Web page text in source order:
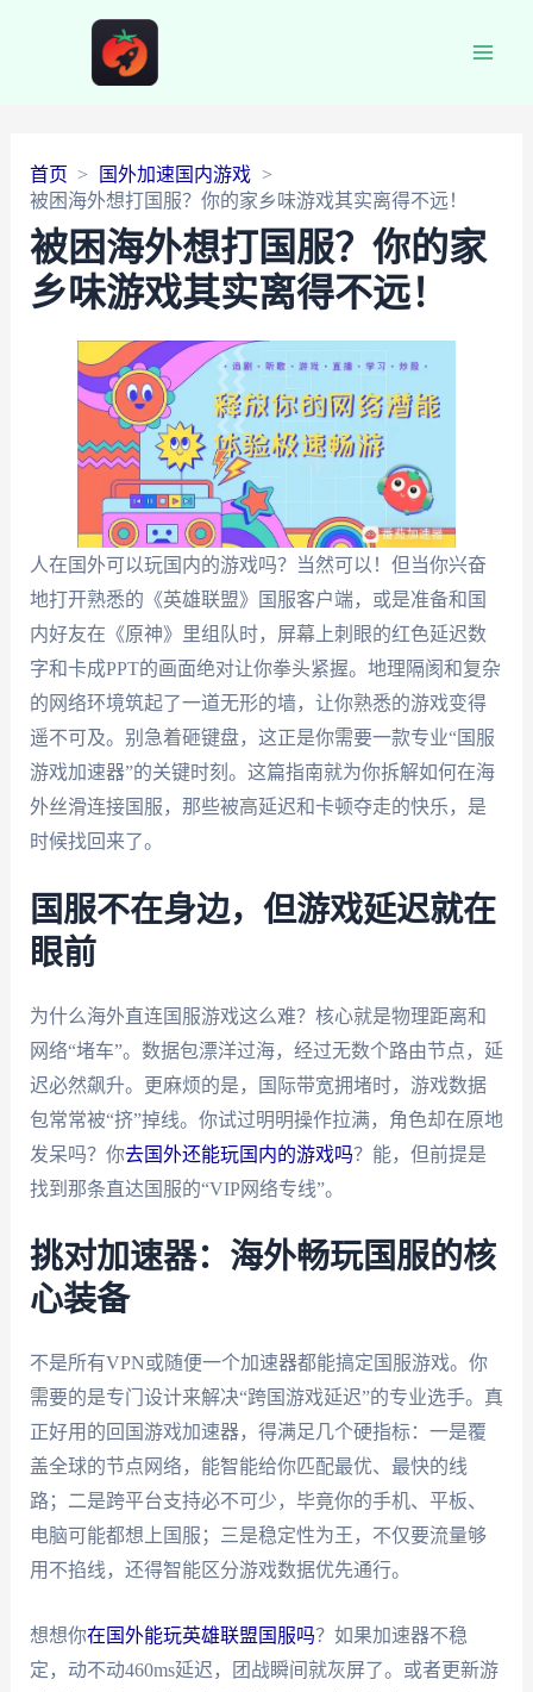
首页
国外加速国内游戏
被困海外想打国服？你的家乡味游戏其实离得不远！
被困海外想打国服？你的家
乡味游戏其实离得不远！
人在国外可以玩国内的游戏吗？当然可以！但当你兴奋
地打开熟悉的《英雄联盟》国服客户端，或是准备和国
内好友在《原神》里组队时，屏幕上刺眼的红色延迟数
字和卡成PPT的画面绝对让你拳头紧握。地理隔阂和复杂
的网络环境筑起了一道无形的墙，让你熟悉的游戏变得
遥不可及。别急着砸键盘，这正是你需要一款专业“国服
游戏加速器”的关键时刻。这篇指南就为你拆解如何在海
外丝滑连接国服，那些被高延迟和卡顿夺走的快乐，是
时候找回来了。
国服不在身边，但游戏延迟就在
眼前
为什么海外直连国服游戏这么难？核心就是物理距离和
网络“堵车”。数据包漂洋过海，经过无数个路由节点，延
迟必然飙升。更麻烦的是，国际带宽拥堵时，游戏数据
包常常被“挤”掉线。你试过明明操作拉满，角色却在原地
发呆吗？你去国外还能玩国内的游戏吗？能，但前提是
找到那条直达国服的“VIP网络专线”。
挑对加速器：海外畅玩国服的核
心装备
不是所有VPN或随便一个加速器都能搞定国服游戏。你
需要的是专门设计来解决“跨国游戏延迟”的专业选手。真
正好用的回国游戏加速器，得满足几个硬指标：一是覆
盖全球的节点网络，能智能给你匹配最优、最快的线
路；二是跨平台支持必不可少，毕竟你的手机、平板、
电脑可能都想上国服；三是稳定性为王，不仅要流量够
用不掐线，还得智能区分游戏数据优先通行。
想想你在国外能玩英雄联盟国服吗？如果加速器不稳
定，动不动460ms延迟，团战瞬间就灰屏了。或者更新游